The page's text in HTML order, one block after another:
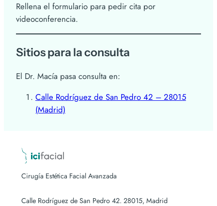
Rellena el formulario para pedir cita por
videoconferencia.
Sitios para la consulta
El Dr. Macía pasa consulta en:
Calle Rodríguez de San Pedro 42 – 28015
(Madrid)
Cirugía Estética Facial Avanzada
Calle Rodríguez de San Pedro 42. 28015, Madrid